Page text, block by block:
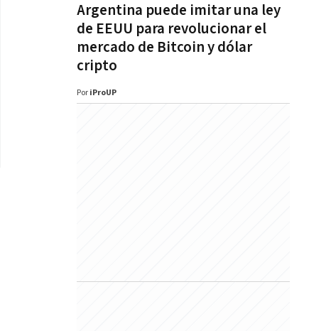
Argentina puede imitar una ley
de EEUU para revolucionar el
mercado de Bitcoin y dólar
cripto
Por iProUP